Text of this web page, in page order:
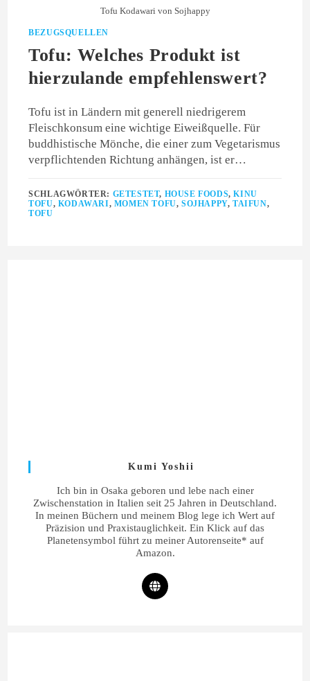
Tofu Kodawari von Sojhappy
BEZUGSQUELLEN
Tofu: Welches Produkt ist
hierzulande empfehlenswert?
Tofu ist in Ländern mit generell niedrigerem
Fleischkonsum eine wichtige Eiweißquelle. Für
buddhistische Mönche, die einer zum Vegetarismus
verpflichtenden Richtung anhängen, ist er…
SCHLAGWÖRTER: GETESTET, HOUSE FOODS,KINU
TOFU, KODAWARI, MOMEN TOFU,SOJHAPPY,TAIFUN,
TOFU
Kumi Yoshii
Ich bin in Osaka geboren und lebe nach einer
Zwischenstation in Italien seit 25 Jahren in Deutschland.
In meinen Büchern und meinem Blog lege ich Wert auf
Präzision und Praxistauglichkeit. Ein Klick auf das
Planetensymbol führt zu meiner Autorenseite* auf
Amazon.